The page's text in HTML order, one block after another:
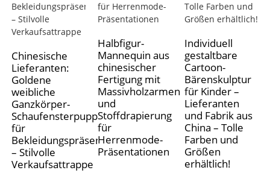
Chinesische
Lieferanten:
Goldene
weibliche
Ganzkörper-
Schaufensterpuppe
für
Bekleidungspräsentation
– Stilvolle
Verkaufsattrappe
Halbfigur-
Mannequin aus
chinesischer
Fertigung mit
Massivholzarmen
und
Stoffdrapierung
für
Herrenmode-
Präsentationen
Individuell
gestaltbare
Cartoon-
Bärenskulptur
für Kinder –
Lieferanten
und Fabrik aus
China – Tolle
Farben und
Größen
erhältlich!